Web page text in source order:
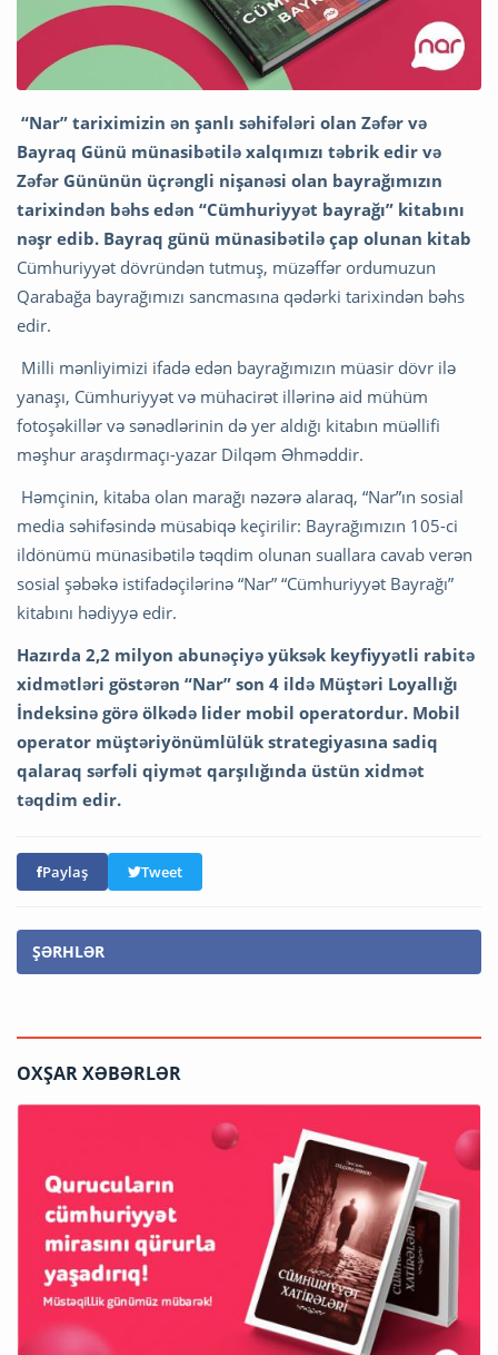
“Nar” tariximizin ən şanlı səhifələri olan Zəfər və
Bayraq Günü münasibətilə xalqımızı təbrik edir və
Zəfər Gününün üçrəngli nişanəsi olan bayrağımızın
tarixindən bəhs edən “Cümhuriyyət bayrağı” kitabını
nəşr edib. Bayraq günü münasibətilə çap olunan kitab
Cümhuriyyət dövründən tutmuş, müzəffər ordumuzun
Qarabağa bayrağımızı sancmasına qədərki tarixindən bəhs
edir.
Milli mənliyimizi ifadə edən bayrağımızın müasir dövr ilə
yanaşı, Cümhuriyyət və mühacirət illərinə aid mühüm
fotoşəkillər və sənədlərinin də yer aldığı kitabın müəllifi
məşhur araşdırmaçı-yazar Dilqəm Əhməddir.
Həmçinin, kitaba olan marağı nəzərə alaraq, “Nar”ın sosial
media səhifəsində müsabiqə keçirilir: Bayrağımızın 105-ci
ildönümü münasibətilə təqdim olunan suallara cavab verən
sosial şəbəkə istifadəçilərinə “Nar” “Cümhuriyyət Bayrağı”
kitabını hədiyyə edir.
Hazırda 2,2 milyon abunəçiyə yüksək keyfiyyətli rabitə
xidmətləri göstərən “Nar” son 4 ildə Müştəri Loyallığı
İndeksinə görə ölkədə lider mobil operatordur. Mobil
operator müştəriyönümlülük strategiyasına sadiq
qalaraq sərfəli qiymət qarşılığında üstün xidmət
təqdim edir.
Paylaş Tweet
ŞƏRHLƏR
OXŞAR XƏBƏRLƏR